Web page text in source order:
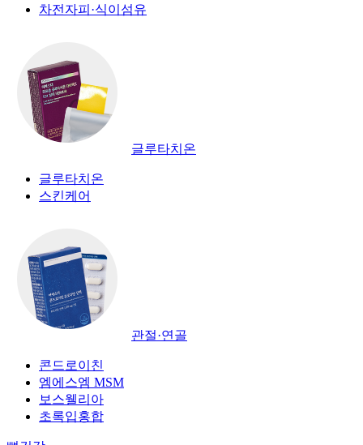
차전자피·식이섬유
글루타치온
글루타치온
스킨케어
관절·연골
콘드로이친
엠에스엠 MSM
보스웰리아
초록입홍합